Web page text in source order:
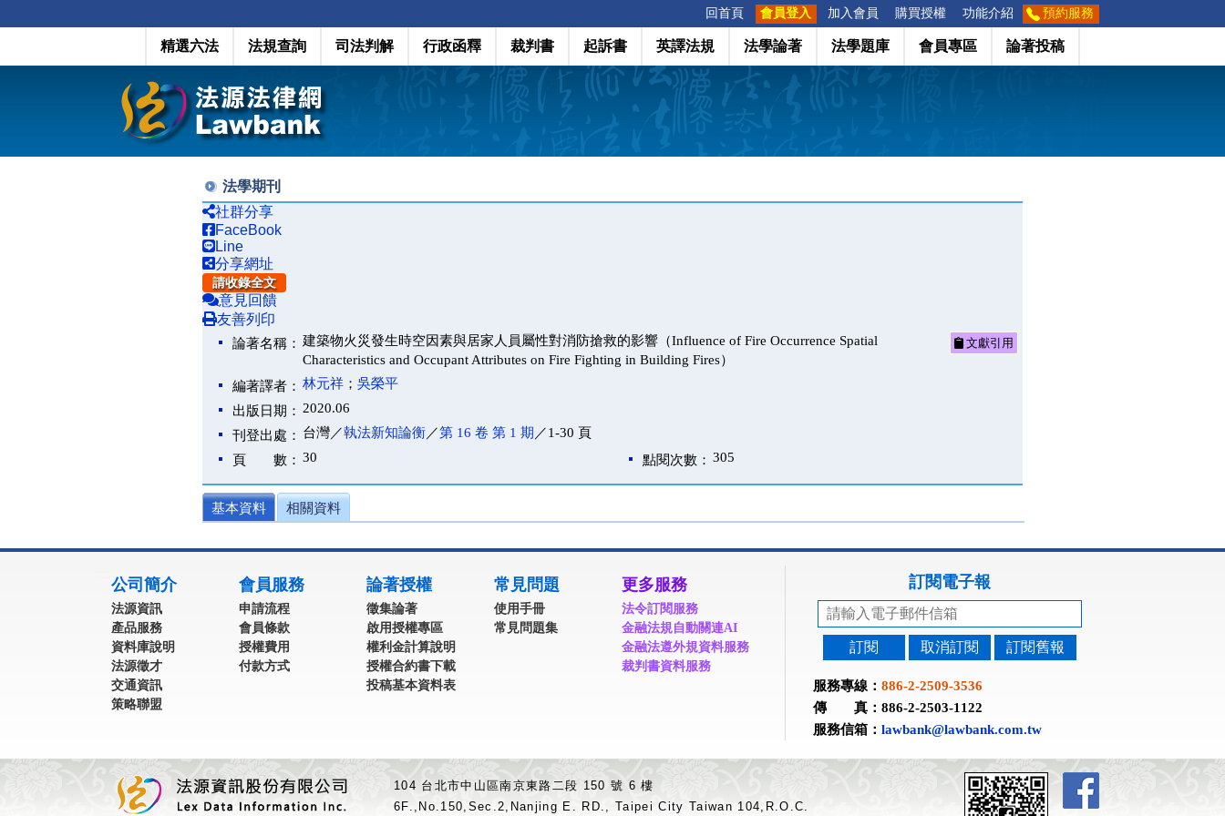
回首頁 會員登入 加入會員 購買授權 功能介紹 預約服務
精選六法 法規查詢 司法判解 行政函釋 裁判書 起訴書 英譯法規 法學論著 法學題庫 會員專區 論著投稿
法學期刊
社群分享
FaceBook
Line
分享網址
請收錄全文
意見回饋
友善列印
論著名稱： 建築物火災發生時空因素與居家人員屬性對消防搶救的影響（Influence of Fire Occurrence Spatial
Characteristics and Occupant Attributes on Fire Fighting in Building Fires）
文獻引用
編著譯者： 林元祥 ； 吳榮平
出版日期： 2020.06
刊登出處： 台灣／執法新知論衡／第 16 卷 第 1 期 ／1-30 頁
頁 數： 30 點閱次數： 305
基本資料 相關資料
公司簡介
法源資訊
產品服務
資料庫說明
法源徵才
交通資訊
策略聯盟
會員服務
申請流程
會員條款
授權費用
付款方式
論著授權
徵集論著
啟用授權專區
權利金計算說明
授權合約書下載
投稿基本資料表
常見問題
使用手冊
常見問題集
更多服務
法令訂閱服務
金融法規自動關連AI
金融法遵外規資料服務
裁判書資料服務
訂閱電子報
訂閱 取消訂閱 訂閱舊報
服務專線： 886-2-2509-3536
傳 真：886-2-2503-1122
服務信箱： lawbank@lawbank.com.tw
104 台北市中山區南京東路二段 150 號 6 樓
6F.,No.150,Sec.2,Nanjing E. RD., Taipei City Taiwan 104,R.O.C.